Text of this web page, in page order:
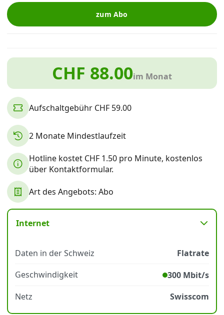
Internet, TV, Telefon
Aktionen
News
Forum
Über uns
Datenschutz
zum Abo
CHF 88.00im Monat
Aufschaltgebühr CHF 59.00
2 Monate Mindestlaufzeit
Hotline kostet CHF 1.50 pro Minute, kostenlos
über Kontaktformular.
Art des Angebots: Abo
Internet
Daten in der Schweiz
Flatrate
Geschwindigkeit
300 Mbit/s
Netz
Swisscom